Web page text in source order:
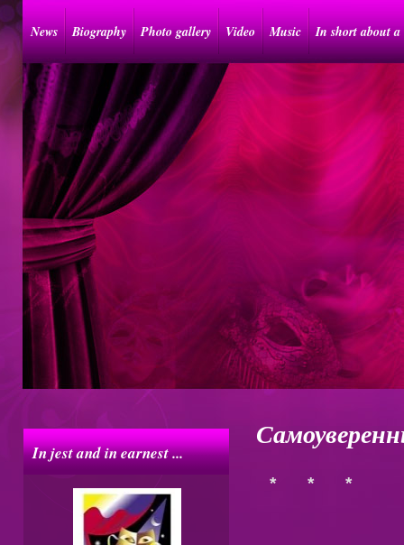
News Biography Photo gallery Video Music In short about
In jest and in earnest ...
* * *